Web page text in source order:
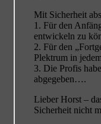
Mit Sicherheit
1. Für den
entwickeln zu
2. Für den
Plektrum in
3. Die Profis
abgegeben….
Lieber Horst –
Sicherheit nicht